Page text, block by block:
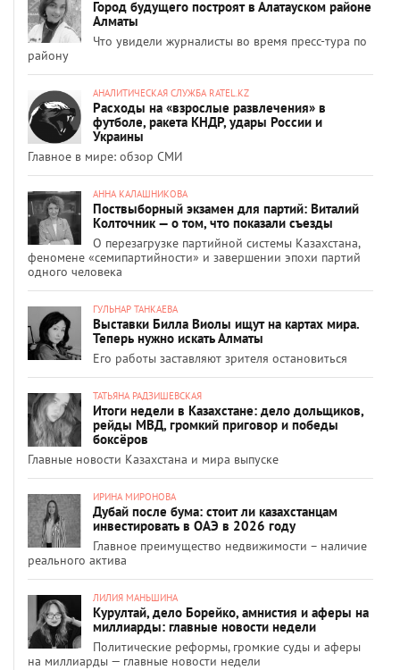
Город будущего построят в Алатауском районе
Алматы
Что увидели журналисты во время пресс-тура по
району
АНАЛИТИЧЕСКАЯ СЛУЖБА RATEL.KZ
Расходы на «взрослые развлечения» в
футболе, ракета КНДР, удары России и
Украины
Главное в мире: обзор СМИ
АННА КАЛАШНИКОВА
Поствыборный экзамен для партий: Виталий
Колточник — о том, что показали съезды
О перезагрузке партийной системы Казахстана,
феномене «семипартийности» и завершении эпохи партий
одного человека
ГУЛЬНАР ТАНКАЕВА
Выставки Билла Виолы ищут на картах мира.
Теперь нужно искать Алматы
Его работы заставляют зрителя остановиться
ТАТЬЯНА РАДЗИШЕВСКАЯ
Итоги недели в Казахстане: дело дольщиков,
рейды МВД, громкий приговор и победы
боксёров
Главные новости Казахстана и мира выпуске
ИРИНА МИРОНОВА
Дубай после бума: стоит ли казахстанцам
инвестировать в ОАЭ в 2026 году
Главное преимущество недвижимости – наличие
реального актива
ЛИЛИЯ МАНЬШИНА
Курултай, дело Борейко, амнистия и аферы на
миллиарды: главные новости недели
Политические реформы, громкие суды и аферы
на миллиарды — главные новости недели